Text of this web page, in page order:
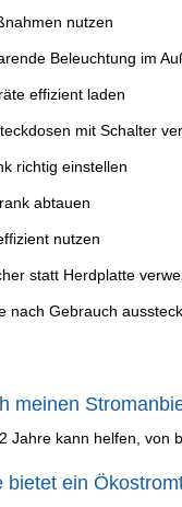
nutzen
Beleuchtung im
effizient laden
mit Schalter
richtig einstellen
abtauen
nutzen
statt Herdplatte
nach Gebrauch
meinen
Jahre kann helfen, von
bietet ein